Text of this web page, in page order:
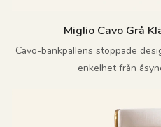
Miglio Cavo Grå
Cavo-bänkpallens stoppade
enkelhet från